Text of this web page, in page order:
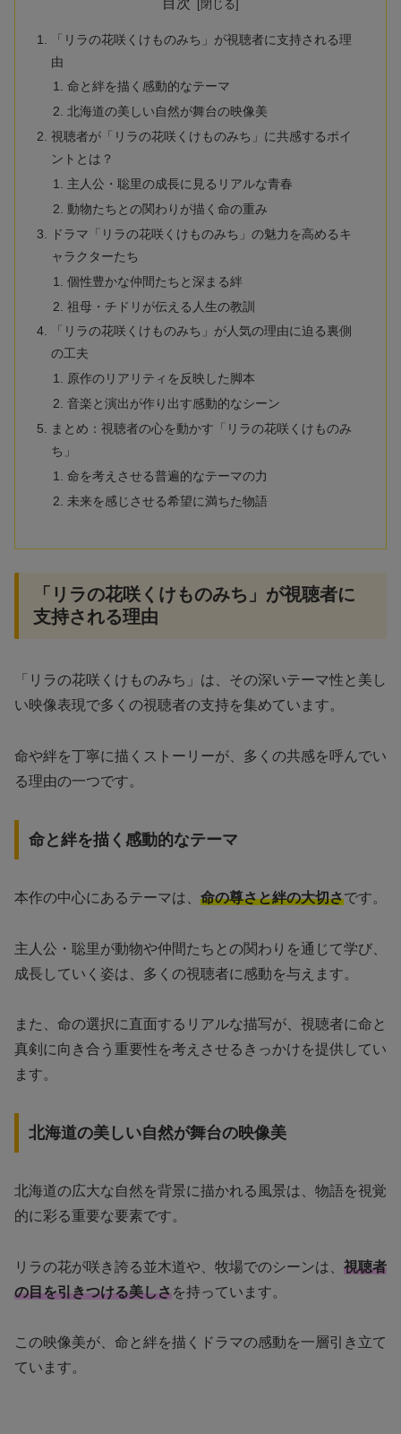
目次
「リラの花咲くけものみち」が視聴者に支持される理
由
命と絆を描く感動的なテーマ
北海道の美しい自然が舞台の映像美
視聴者が「リラの花咲くけものみち」に共感するポイ
ントとは？
主人公・聡里の成長に見るリアルな青春
動物たちとの関わりが描く命の重み
ドラマ「リラの花咲くけものみち」の魅力を高めるキ
ャラクターたち
個性豊かな仲間たちと深まる絆
祖母・チドリが伝える人生の教訓
「リラの花咲くけものみち」が人気の理由に迫る裏側
の工夫
原作のリアリティを反映した脚本
音楽と演出が作り出す感動的なシーン
まとめ：視聴者の心を動かす「リラの花咲くけものみ
ち」
命を考えさせる普遍的なテーマの力
未来を感じさせる希望に満ちた物語
「リラの花咲くけものみち」が視聴者に
支持される理由
「リラの花咲くけものみち」は、その深いテーマ性と美し
い映像表現で多くの視聴者の支持を集めています。
命や絆を丁寧に描くストーリーが、多くの共感を呼んでい
る理由の一つです。
命と絆を描く感動的なテーマ
本作の中心にあるテーマは、 命の尊さと絆の大切さです。
主人公・聡里が動物や仲間たちとの関わりを通じて学び、
成長していく姿は、多くの視聴者に感動を与えます。
また、命の選択に直面するリアルな描写が、視聴者に命と
真剣に向き合う重要性を考えさせるきっかけを提供してい
ます。
北海道の美しい自然が舞台の映像美
北海道の広大な自然を背景に描かれる風景は、物語を視覚
的に彩る重要な要素です。
リラの花が咲き誇る並木道や、牧場でのシーンは、 視聴者
の目を引きつける美しさを持っています。
この映像美が、命と絆を描くドラマの感動を一層引き立て
ています。